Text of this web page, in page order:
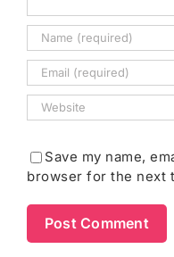
Save my name,
browser for the next